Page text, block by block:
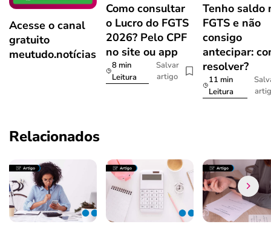
Acesse o canal
gratuito
meutudo.notícias
Como consultar
o Lucro do FGTS
2026? Pelo CPF
no site ou app
8 min
Leitura
Salvar
artigo
Tenho saldo
FGTS e não
consigo
antecipar:
resolver?
11 min
Leitura
Relacionados